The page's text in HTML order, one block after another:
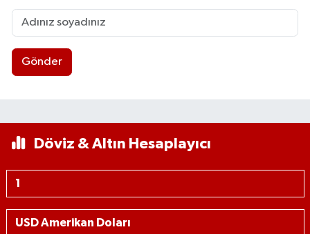
Gönder
Döviz & Altın Hesaplayıcı